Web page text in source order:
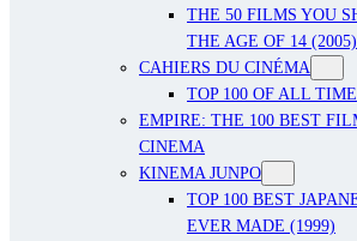
THE 50 FILMS YOU
THE AGE OF 14 (2005)
CAHIERS DU CINÉMA
TOP 100 OF ALL TIME
EMPIRE: THE 100 BEST
CINEMA
KINEMA JUNPO
TOP 100 BEST
EVER MADE (1999)